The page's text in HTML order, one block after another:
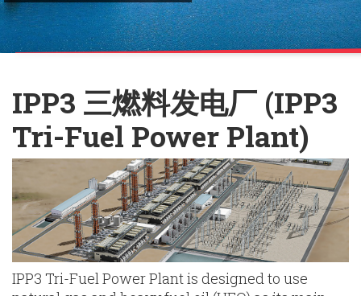
联系我们
IPP3 三燃料发电厂 (IPP3
Tri-Fuel Power Plant)
IPP3 Tri-Fuel Power Plant is designed to use